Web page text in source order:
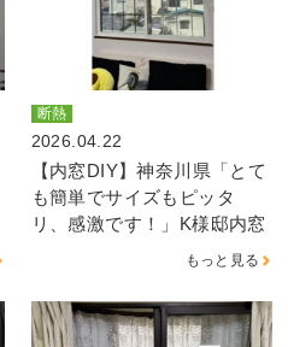
断熱
2026.04.22
【内窓DIY】神奈川県「とて
も簡単でサイズもピッタ
リ、感激です！」K様邸内窓
もっと見る